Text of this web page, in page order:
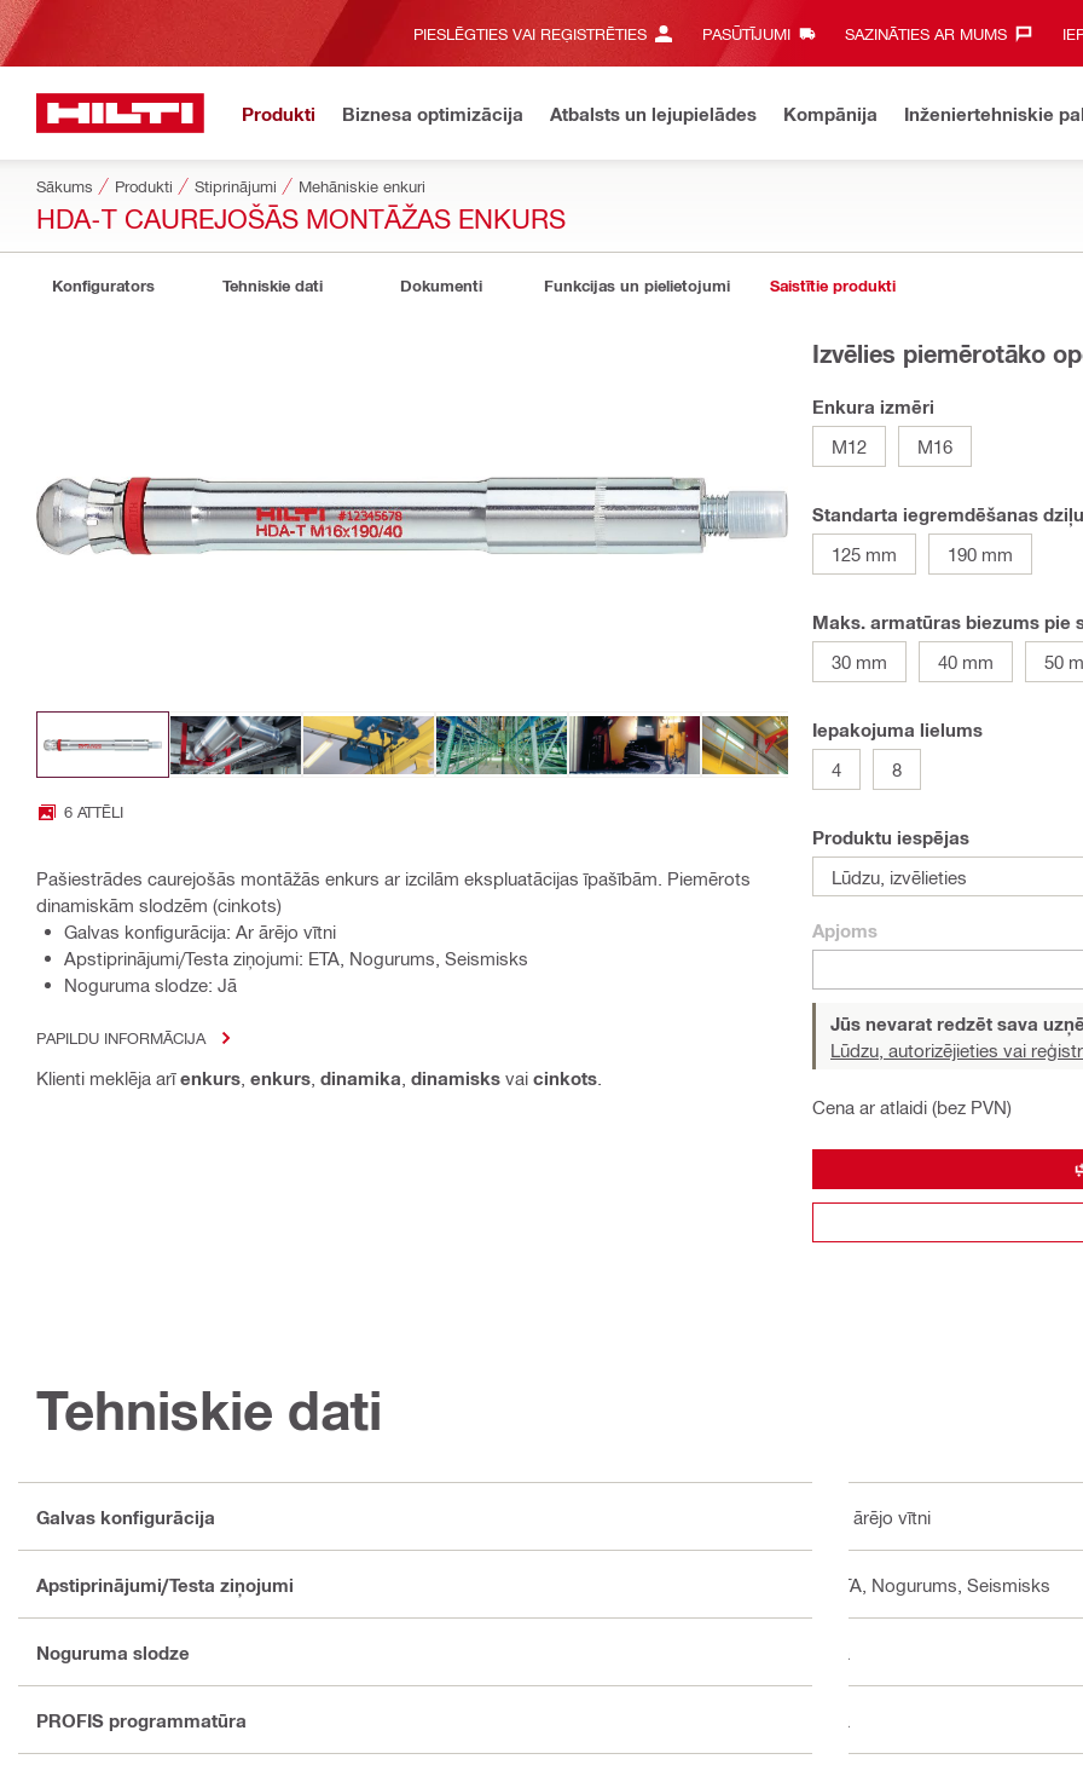
PIESLĒGTIES VAI REĢISTRĒTIES PASŪTĪJUMI SAZINĀTIES AR MUMS‎
Produkti Biznesa optimizācija Atbalsts un lejupielādes Kompānija Inženiertehniskie
Sākums Produkti Stiprinājumi Mehāniskie enkuri
HDA-T CAUREJOŠĀS MONTĀŽAS ENKURS
Konfigurators Tehniskie dati Dokumenti Funkcijas un pielietojumi Saistītie produkti
6 ATTĒLI
Pašiestrādes caurejošās montāžās enkurs ar izcilām ekspluatācijas īpašībām. Piemērots
dinamiskām slodzēm (cinkots)
Galvas konfigurācija: Ar ārējo vītni
Apstiprinājumi/Testa ziņojumi: ETA, Nogurums, Seismisks
Noguruma slodze: Jā
PAPILDU INFORMĀCIJA
Klienti meklēja arīenkurs enkurs dinamika dinamisks vai cinkots
Izvēlies piemērotāko
Enkura izmēri
M12
M16
Standarta iegremdēšanas
125 mm
190 mm
Maks. armatūras biezums pie
30 mm
40 mm 50
Iepakojuma lielums
4
8
Produktu iespējas
Lūdzu, izvēlieties
Apjoms
Jūs nevarat redzēt sava
Lūdzu, autorizējieties vai
Cena ar atlaidi (bez PVN)
Tehniskie dati
Galvas konfigurācija Ar ārējo vītni
Apstiprinājumi/Testa ziņojumi ETA, Nogurums, Seismisks
Noguruma slodze
PROFIS programmatūra